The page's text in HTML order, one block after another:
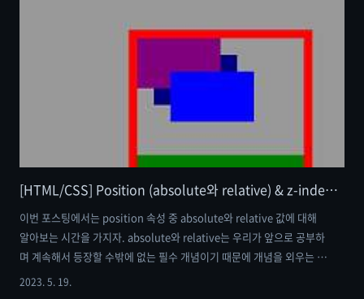
[HTML/CSS] Position (absolute와 relative) & z-index를 활용해 보자
이번 포스팅에서는 position 속성 중 absolute와 relative 값에 대해
알아보는 시간을 가지자. absolute와 relative는 우리가 앞으로 공부하
며 계속해서 등장할 수밖에 없는 필수 개념이기 때문에 개념을 외우는 것
보다 작동 메커니즘을 이해하는 것을 추천한다. 본격적으로 속성을 적용
2023. 5. 19.